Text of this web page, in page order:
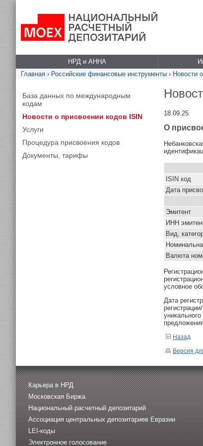
НРД и АННА
Главная › Российские финансовые инструменты › Новости
База данных по международным
кодам
Новости о присвоении кодов ISIN
Услуги
Процедура присвоения кодов
Документы, тарифы
18.09.25
О
ISIN код
Дата
Эмитент
ИНН
Вид,
Валюта
условное
Дата
Назад
Версия
Карьера в НРД
Московская Биржа
Национальный расчетный депозитарий
Ассоциация центральных депозитариев Евразии
LEI-коды
Электронное голосование